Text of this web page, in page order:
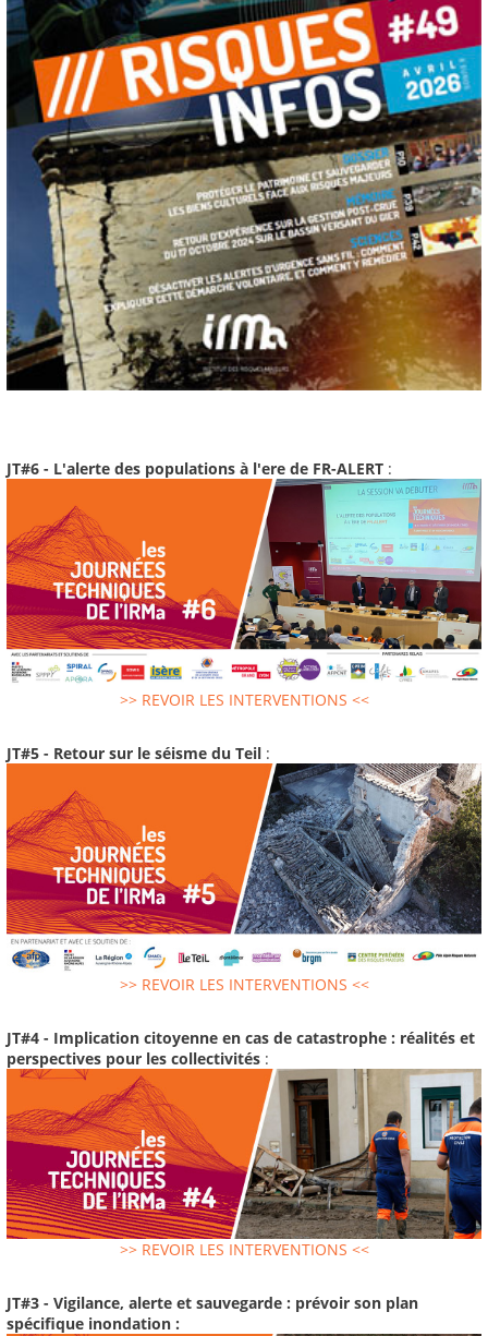
JT#6 - L'alerte des populations à l'ere de FR-ALERT :
>> REVOIR LES INTERVENTIONS <<
JT#5 - Retour sur le séisme du Teil :
>> REVOIR LES INTERVENTIONS <<
JT#4 - Implication citoyenne en cas de catastrophe : réalités et
perspectives pour les collectivités :
>> REVOIR LES INTERVENTIONS <<
JT#3 - Vigilance, alerte et sauvegarde : prévoir son plan
spécifique inondation :